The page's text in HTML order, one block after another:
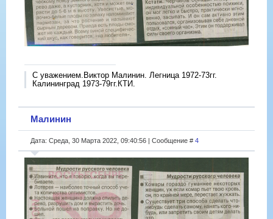
С уважением.Виктор Малинин. Легница 1972-73гг.
Калининград 1973-79гг.КТИ.
Малинин
Дата: Среда, 30 Марта 2022, 09:40:56 | Сообщение # 4